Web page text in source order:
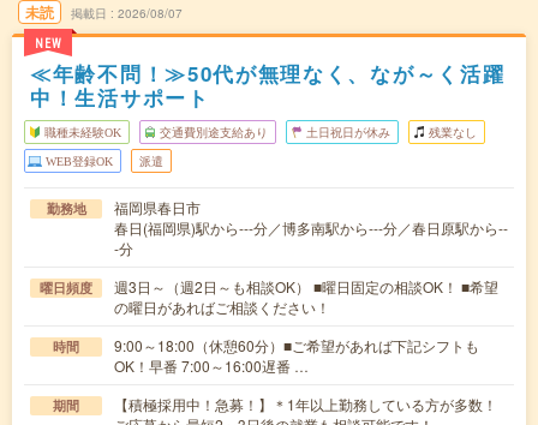
未読
NEW
掲載日 2026/08/07
≪年齢不問！≫50代が無理なく、なが～く活躍
中！生活サポート
職種未経験OK 交通費別途支給あり 土日祝日が休み 残業なし
WEB登録OK 派遣
勤務地
福岡県春日市
春日(福岡県)駅から---分／博多南駅から---分／春日原駅から--
-分
曜日頻度
週3日～（週2日～も相談OK） ■曜日固定の相談OK！ ■希望
の曜日があればご相談ください！
時間
9:00～18:00（休憩60分）■ご希望があれば下記シフトも
OK！早番 7:00～16:00遅番 …
期間
【積極採用中！急募！】＊1年以上勤務している方が多数！